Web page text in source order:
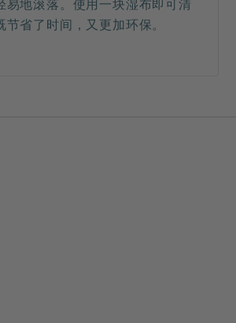
易地滚落。使用一块湿布即可清
节省了时间，又更加环保。